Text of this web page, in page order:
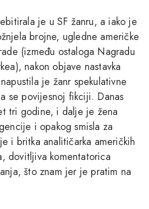
je u SF žanru, a iako je
brojne, ugledne američke
(između ostaloga Nagradu
nakon objave nastavka
je žanr spekulativne
se povijesnoj fikciji. Danas
tri godine, i dalje je žena
i opakog smisla za
i britka analitičarka američkih
dovitljiva komentatorica
što znam jer je pratim na